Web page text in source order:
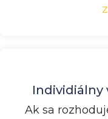
Individiálny
Ak sa